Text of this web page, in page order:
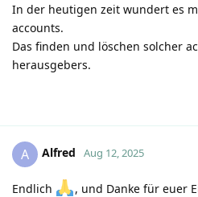
In der heutigen zeit wundert es
accounts.
Das finden und löschen solcher
herausgebers.
A Alfred Aug 12, 2025
Endlich , und Danke für euer